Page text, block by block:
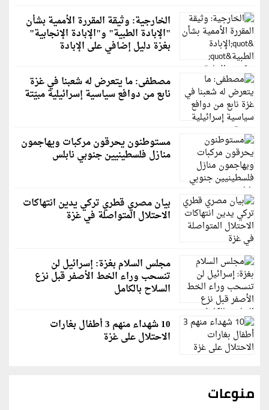
الخارجية: وثيقة المقررة الأممية بشأن
"الإبادة الطبية" و"الإبادة الإنجابية"
بغزة دليل إضافي على الإبادة
مصطفى: ما يتعرض له شعبنا في غزة
نابع من دوافع سياسية إسرائيلية مبيّتة
مستوطنون يحرقون مركبات ويهاجمون
منازل فلسطينيين جنوبي نابلس
بيان مصري قطري تركي يدين انتهاكات
الاحتلال المتواصلة في غزة
مجلس السلام بغزة: إسرائيل لن
تنسحب وراء الخط الأصفر قبل نزع
السلاح بالكامل
10 شهداء منهم 3 أطفال بغارات
الاحتلال على غزة
منوعات